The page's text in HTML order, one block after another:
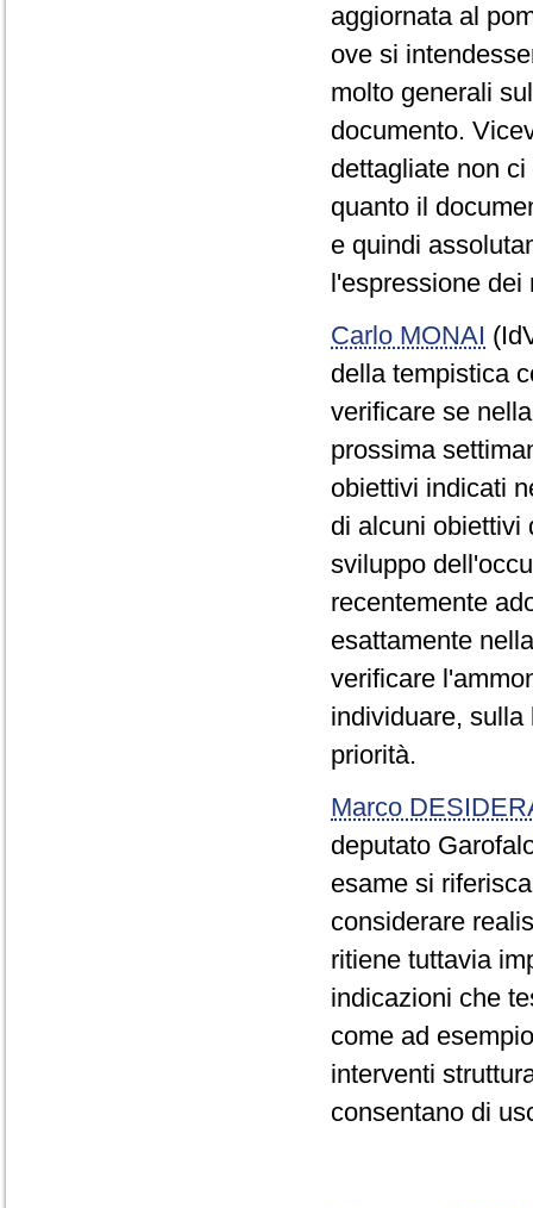
aggiornata al
ove si
molto generali
documento.
dettagliate non
quanto il
e quindi
l'espressione dei
Carlo MONAI
della tempistica
verificare se
prossima
obiettivi indicati
di alcuni obiettivi
sviluppo
recentemente
esattamente
verificare
individuare,
priorità.
Marco
deputato
esame si
considerare
ritiene tuttavia
indicazioni che
come ad
interventi
consentano di